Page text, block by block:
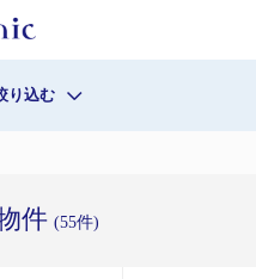
り込む
件 (55件)